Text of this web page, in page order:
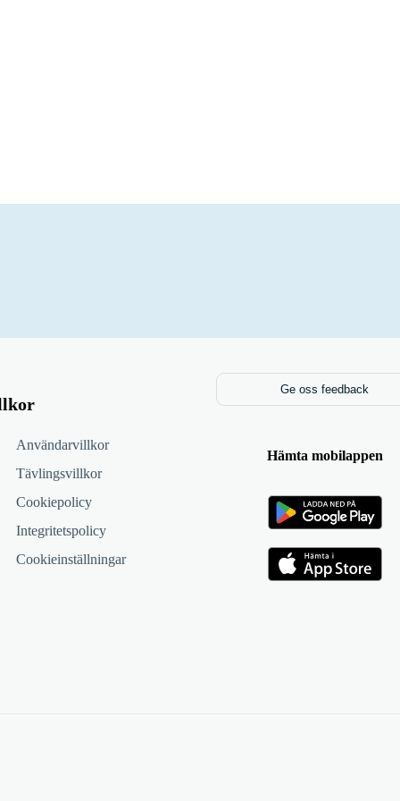
Användarvillkor
Tävlingsvillkor
Cookiepolicy
Integritetspolicy
Cookieinställningar
Ge oss feedback
Hämta mobilappen